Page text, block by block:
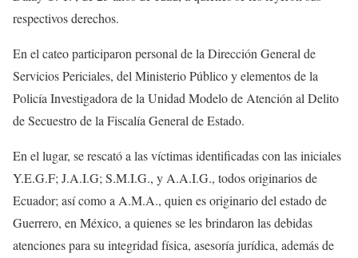
respectivos derechos.
En el cateo participaron personal de la Dirección General de
Servicios Periciales, del Ministerio Público y elementos de la
Policía Investigadora de la Unidad Modelo de Atención al Delito
de Secuestro de la Fiscalía General de Estado.
En el lugar, se rescató a las víctimas identificadas con las iniciales
Y.E.G.F; J.A.I.G; S.M.I.G., y A.A.I.G., todos originarios de
Ecuador; así como a A.M.A., quien es originario del estado de
Guerrero, en México, a quienes se les brindaron las debidas
atenciones para su integridad física, asesoría jurídica, además de